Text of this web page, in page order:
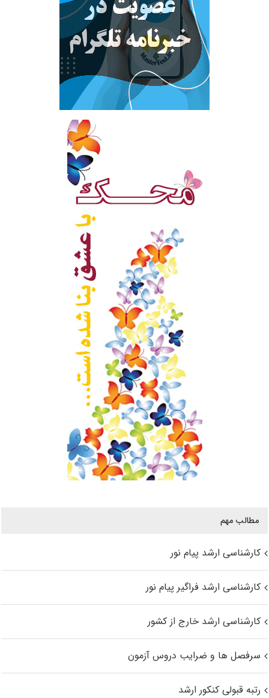
مطالب مهم
کارشناسی ارشد پیام نور
کارشناسی ارشد فراگیر پیام نور
کارشناسی ارشد خارج از کشور
سرفصل ها و ضرایب دروس آزمون
رتبه قبولی کنکور ارشد